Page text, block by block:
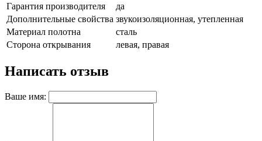
Гарантия производителя
да
Дополнительные свойства звукоизоляционная, утепленная
Материал полотна
сталь
Сторона открывания
левая, правая
Написать отзыв
Ваше имя: